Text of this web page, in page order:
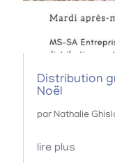
Distribution
Noël
par Nathalie
lire plus